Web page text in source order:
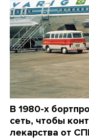
В 1980-х
сеть, чтобы
лекарства от